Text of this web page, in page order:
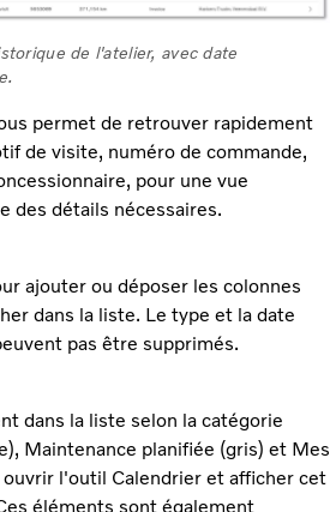
de l'atelier, avec date
permet de retrouver rapidement
de visite, numéro de commande,
pour une vue
des détails nécessaires.
ajouter ou déposer les colonnes
dans la liste. Le type et la date
pas être supprimés.
dans la liste selon la catégorie
Maintenance planifiée (gris) et Mes
l'outil Calendrier et afficher cet
éléments sont également